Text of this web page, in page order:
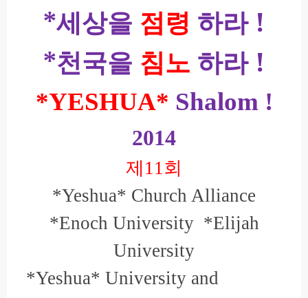
*세상을 점령 하라!
*천국을 침노 하라!
*YESHUA* Shalom !
2014
제 11회
*Yeshua* Church Alliance
*Enoch University *Elijah
University
*Yeshua* University and